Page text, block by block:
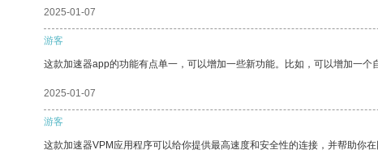
2025-01-07
游客
这款加速器app的功能有点单一，可以增加一些新功能。比如，可以增加一
2025-01-07
游客
这款加速器VPM应用程序可以给你提供最高速度和安全性的连接，并帮助你在